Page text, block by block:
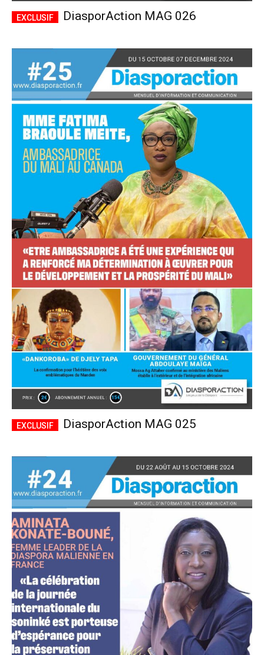
Accès complet
$22 / anplaceholder text
Tous les articles
Annonces
ANNUEL MENSUEL
CHOISIR LE FORFAIT
DiasporAction MAG 026
DiasporAction MAG 025